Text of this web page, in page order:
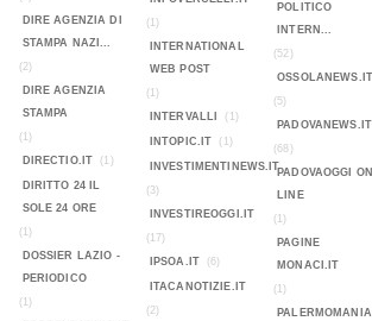
DIRE AGENZIA DI
STAMPA NAZI...
(2)
DIRE AGENZIA
STAMPA
(1)
DIRECTIO.IT
(1)
DIRITTO 24 IL
SOLE 24 ORE
(1)
DOSSIER LAZIO -
PERIODICO
(1)
(1)
INTERNATIONAL
WEB POST
(1)
INTERVALLI
(1)
INTOPIC.IT (1)
INVESTIMENTINEWS.IT
(3)
INVESTIREOGGI.IT
(17)
IPSOA.IT
(6)
ITACANOTIZIE.IT
(2)
POLITICO
INTERN...
(52)
OSSOLANEWS.IT
(5)
PADOVANEWS.IT
(68)
PADOVAOGGI ON
LINE
(1)
PAGINE
MONACI.IT
(1)